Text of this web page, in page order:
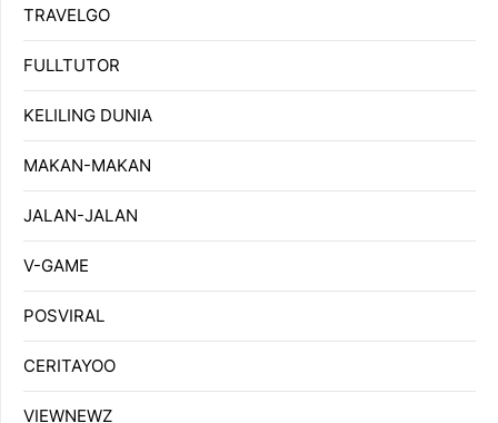
TRAVELGO
FULLTUTOR
KELILING DUNIA
MAKAN-MAKAN
JALAN-JALAN
V-GAME
POSVIRAL
CERITAYOO
VIEWNEWZ